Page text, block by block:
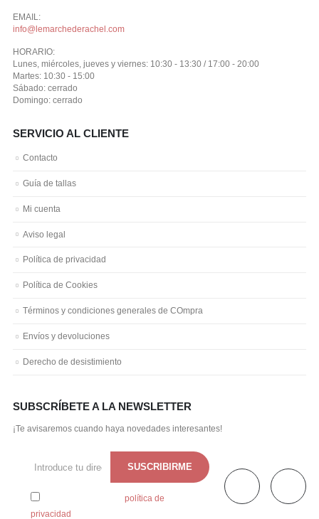
EMAIL:
info@lemarchederachel.com
HORARIO:
Lunes, miércoles, jueves y viernes: 10:30 - 13:30 / 17:00 - 20:00
Martes: 10:30 - 15:00
Sábado: cerrado
Domingo: cerrado
SERVICIO AL CLIENTE
Contacto
Guía de tallas
Mi cuenta
Aviso legal
Política de privacidad
Política de Cookies
Términos y condiciones generales de COmpra
Envíos y devoluciones
Derecho de desistimiento
SUBSCRÍBETE A LA NEWSLETTER
¡Te avisaremos cuando haya novedades interesantes!
política de
privacidad